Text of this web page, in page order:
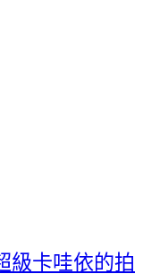
級卡哇依的拍